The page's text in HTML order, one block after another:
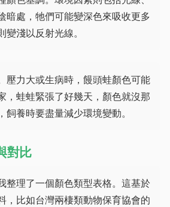
處，牠們可能變深色來吸收更多
淺以反射光線。
壓力大或生病時，饅頭蛙顏色可能
，蛙蛙緊張了好幾天，顏色就沒那
飼養時要盡量減少環境變動。
對比
整理了一個顏色類型表格。這基於
，比如台灣兩棲類動物保育協會的